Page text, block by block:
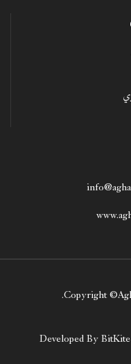
Copyright ©
Developed ByBitKite